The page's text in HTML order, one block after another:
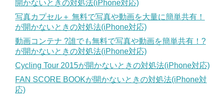
開かないときの対処法(iPhone対応)
写真カプセル＋ 無料で写真や動画を大量に簡単共有！
が開かないときの対処法(iPhone対応)
動画コンテナ ?誰でも無料で写真や動画を簡単共有！?
が開かないときの対処法(iPhone対応)
Cycling Tour 2015が開かないときの対処法(iPhone対応)
FAN SCORE BOOKが開かないときの対処法(iPhone対
応)